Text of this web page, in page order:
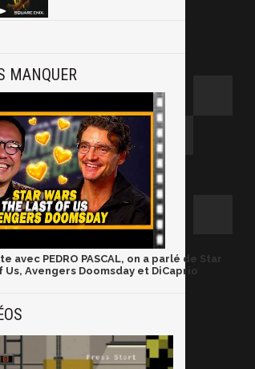
MANQUER
avec PEDRO PASCAL, on a parlé de Star
Us, Avengers Doomsday et DiCaprio